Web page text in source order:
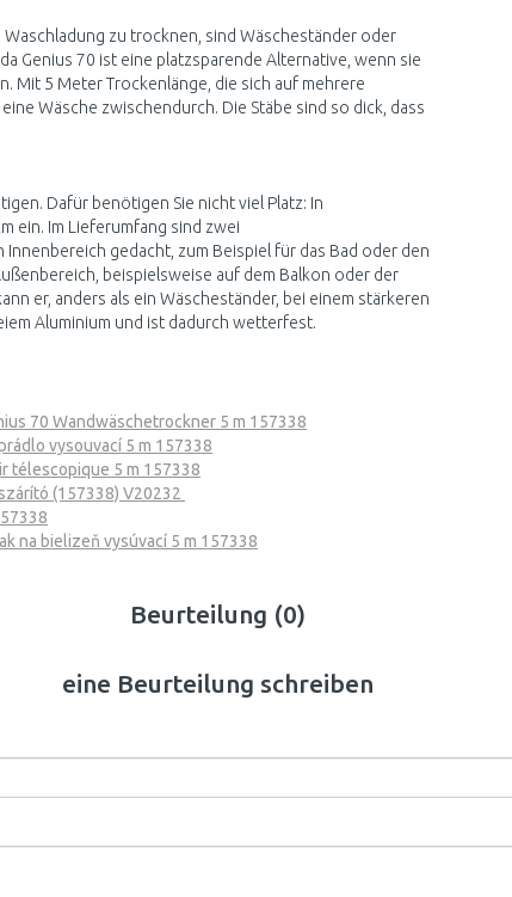
zu trocknen, sind Wäscheständer oder
Genius 70 ist eine platzsparende Alternative, wenn sie
Mit 5 Meter Trockenlänge, die sich auf mehrere
Wäsche zwischendurch. Die Stäbe sind so dick, dass
Dafür benötigen Sie nicht viel Platz: In
ein. Im Lieferumfang sind zwei
gedacht, zum Beispiel für das Bad oder den
beispielsweise auf dem Balkon oder der
er, anders als ein Wäscheständer, bei einem stärkeren
Aluminium und ist dadurch wetterfest.
70 Wandwäschetrockner 5 m 157338
vysouvací 5 m 157338
télescopique 5 m 157338
(157338) V20232
na bielizeň vysúvací 5 m 157338
Beurteilung (0)
eine Beurteilung schreiben